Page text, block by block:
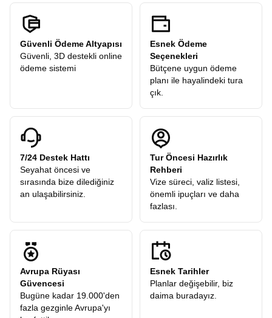
Güvenli Ödeme Altyapısı
Güvenli, 3D destekli online
ödeme sistemi
Esnek Ödeme
Seçenekleri
Bütçene uygun ödeme
planı ile hayalindeki tura
çık.
7/24 Destek Hattı
Seyahat öncesi ve
sırasında bize dilediğiniz
an ulaşabilirsiniz.
Tur Öncesi Hazırlık
Rehberi
Vize süreci, valiz listesi,
önemli ipuçları ve daha
fazlası.
Avrupa Rüyası
Güvencesi
Bugüne kadar 19.000'den
fazla gezginle Avrupa'yı
Esnek Tarihler
Planlar değişebilir, biz
daima buradayız.